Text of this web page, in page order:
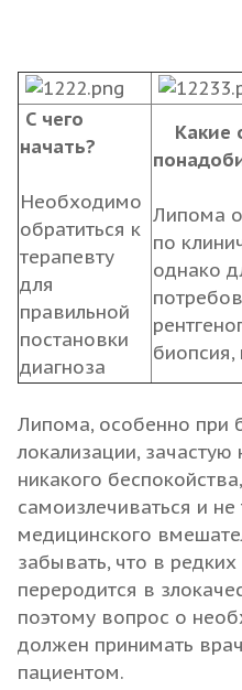
С чего
начать?
Необходимо
обратиться к
терапевту
для
правильной
постановки
диагноза
Какие
Липома
по
однако
Липома, особенно при
локализации, зачастую
никакого
самоизлечиваться и
медицинского
забывать, что в
переродится в
поэтому вопрос о
должен принимать
пациентом.